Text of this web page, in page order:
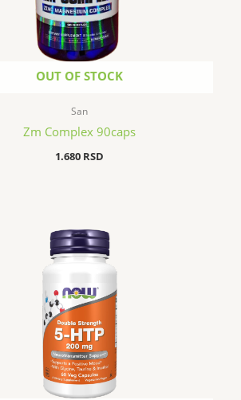
OUT OF STOCK
San
Zm Complex 90caps
1.680 RSD